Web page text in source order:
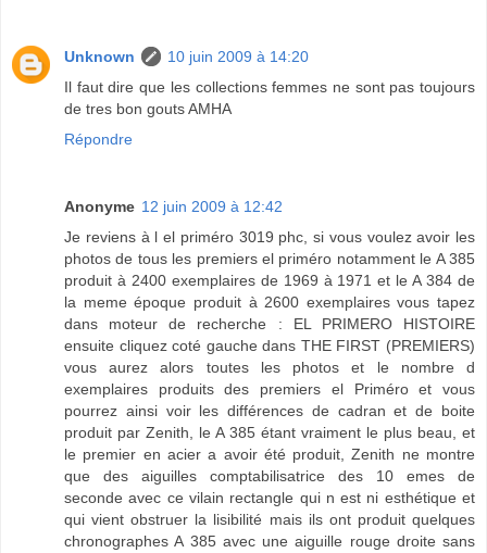
Unknown
10 juin 2009 à 14:20
Il faut dire que les collections femmes ne sont pas toujours
de tres bon gouts AMHA
Répondre
Anonyme 12 juin 2009 à 12:42
Je reviens à l el priméro 3019 phc, si vous voulez avoir les
photos de tous les premiers el priméro notamment le A 385
produit à 2400 exemplaires de 1969 à 1971 et le A 384 de
la meme époque produit à 2600 exemplaires vous tapez
dans moteur de recherche : EL PRIMERO HISTOIRE
ensuite cliquez coté gauche dans THE FIRST (PREMIERS)
vous aurez alors toutes les photos et le nombre d
exemplaires produits des premiers el Priméro et vous
pourrez ainsi voir les différences de cadran et de boite
produit par Zenith, le A 385 étant vraiment le plus beau, et
le premier en acier a avoir été produit, Zenith ne montre
que des aiguilles comptabilisatrice des 10 emes de
seconde avec ce vilain rectangle qui n est ni esthétique et
qui vient obstruer la lisibilité mais ils ont produit quelques
chronographes A 385 avec une aiguille rouge droite sans